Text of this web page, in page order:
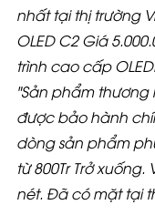
nhất tại thị trường
OLED C2 Giá
trình cao cấp
"Sản phẩm
được bảo hành
dòng sản phẩm
từ 800Tr Trở
nét. Đã có mặt tại